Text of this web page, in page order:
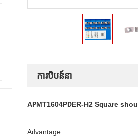
ការបិបន៍នា
APMT1604PDER-H2 Square
Advantage